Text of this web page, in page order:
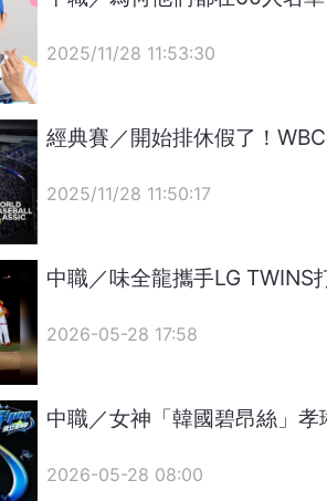
2025/11/28 11:53:30
經典賽／開始排休假了！
2025/11/28 11:50:17
中職／味全龍攜手LG
2026-05-28 17:58
中職／女神「韓國碧昂絲」
2026-05-28 08:00